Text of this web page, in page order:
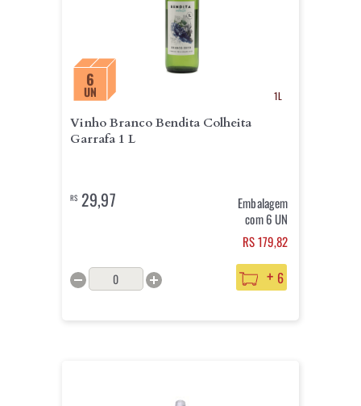
6
UN 1L
Vinho Branco Bendita Colheita
Garrafa 1 L
R$29,97
Embalagem
com 6 UN
RS 179,82
+ 6